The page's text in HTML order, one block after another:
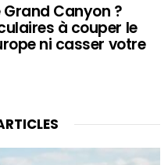
Canyon ?
à couper le
ni casser votre